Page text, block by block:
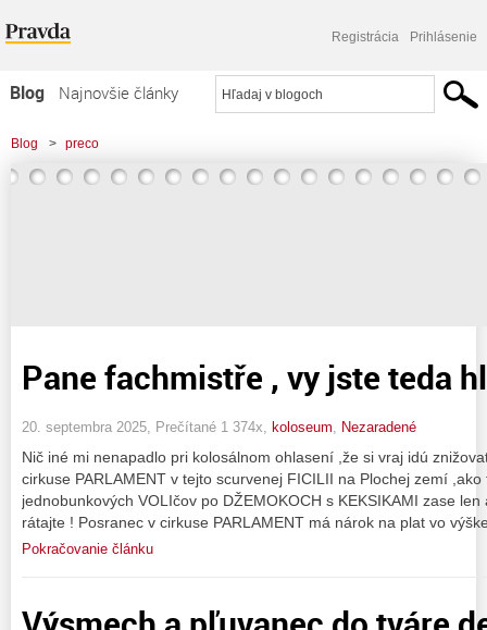
Registrácia Prihlásenie
Blog
Najnovšie články
Najčítanejšie články
Najkomentovanejšie články
Blog > preco
Pane fachmistře , vy jste teda
20. septembra 2025, Prečítané 1 374x, koloseum Nezaradené
Nič iné mi nenapadlo pri kolosálnom ohlasení ,že si vraj idú
cirkuse PARLAMENT v tejto scurvenej FICILII na Plochej zemí
jednobunkových VOLIčov po DŽEMOKOCH s KEKSIKAMI zase
rátajte ! Posranec v cirkuse PARLAMENT má nárok na plat vo
Pokračovanie článku